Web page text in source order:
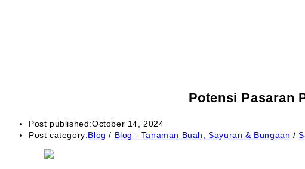
Potensi Pasaran
Post published:October 14, 2024
Post category:Blog / Blog - Tanaman Buah, Sayuran & Bungaan /